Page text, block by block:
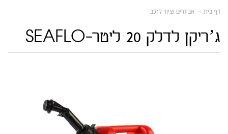
דף בית אביזרים וציוד לרכב
ג’ריקן לדלק 20 ליטר-SEAFLO